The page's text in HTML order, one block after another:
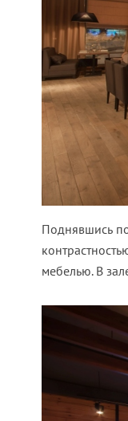
Поднявшись
мебелью. В